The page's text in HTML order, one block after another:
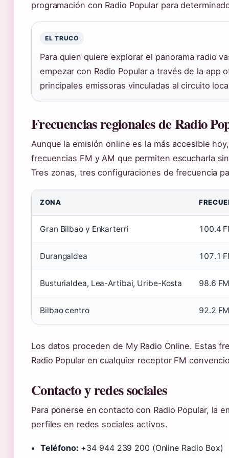
programación con Radio Popular para
EL TRUCO
Para quien quiere explorar el panorama radio
empezar con Radio Popular a través de la app
principales emissoras vinculadas al circuito
Frecuencias regionales de Radio
Aunque la emisión online es la más accesible
frecuencias FM y AM que permiten escucharla
Tres zonas, tres configuraciones de frecuencia
ZONA
Gran Bilbao y Enkarterri 100.4
Durangaldea 107.1
Busturialdea, Lea-Artibai, Uribe-Kosta 98.6
Bilbao centro 92.2
Los datos proceden de My Radio Online. Estas
Radio Popular en cualquier receptor FM
Contacto y redes sociales
Para ponerse en contacto con Radio Popular, la
perfiles en redes sociales activos.
Teléfono: +34 944 239 200 (Online Radio Box)